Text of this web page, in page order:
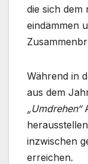
die sich dem
eindämmen
Während in
aus dem
„Umdrehen“
inzwischen
erreichen.